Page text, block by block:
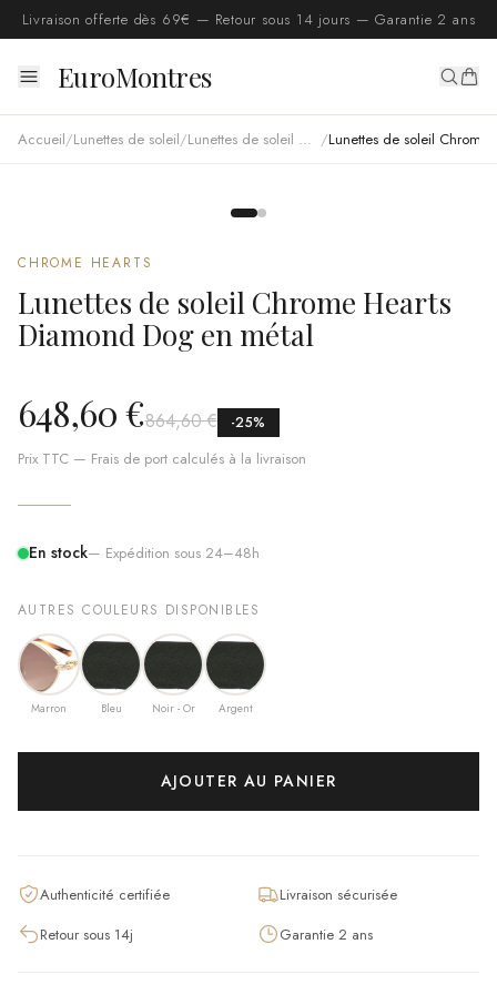
Livraison offerte dès 69€ — Retour sous 14 jours — Garantie 2 ans
EuroMontres
Accueil/Lunettes de soleil/ Lunettes de soleil Chrome Hearts /
CHROME HEARTS
Lunettes de soleil Chrome Hearts
Diamond Dog en métal
648,60 €864,60 € -25%
Prix TTC — Frais de port calculés à la livraison
En stock— Expédition sous 24–48h
AUTRES COULEURS DISPONIBLES
Marron Bleu Noir - Or Argent
AJOUTER AU PANIER
Authenticité certifiée
Livraison sécurisée
Retour sous 14j
Garantie 2 ans